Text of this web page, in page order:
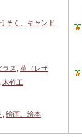
そく、キャンド
ラス, 革（レザ
, 木竹工
, 絵画、絵本